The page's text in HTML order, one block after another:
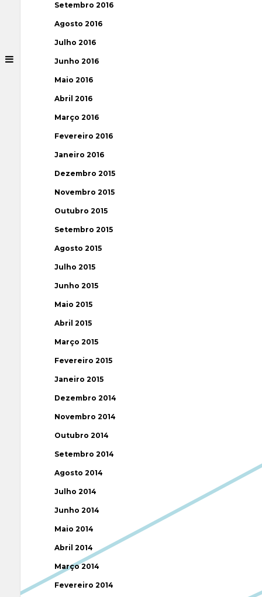
Setembro 2016
Agosto 2016
Julho 2016
Junho 2016
Maio 2016
Abril 2016
Março 2016
Fevereiro 2016
Janeiro 2016
Dezembro 2015
Novembro 2015
Outubro 2015
Setembro 2015
Agosto 2015
Julho 2015
Junho 2015
Maio 2015
Abril 2015
Março 2015
Fevereiro 2015
Janeiro 2015
Dezembro 2014
Novembro 2014
Outubro 2014
Setembro 2014
Agosto 2014
Julho 2014
Junho 2014
Maio 2014
Abril 2014
Março 2014
Fevereiro 2014